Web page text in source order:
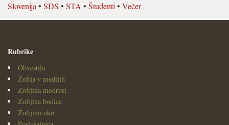
Slovenija • SDS • STA • Študenti • Večer
Rubrike
Obvestila
Zofija v medijih
Zofijina modrost
Zofijina bodica
Zofijino oko